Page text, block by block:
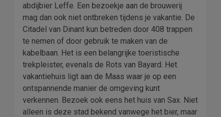
abdijbier Leffe. Een bezoekje aan de brouwerij
mag dan ook niet ontbreken tijdens je vakantie. De
Citadel van Dinant kun betreden door 408 trappen
te nemen of door gebruik te maken van de
kabelbaan. Het is een belangrijke toeristische
trekpleister, evenals de Rots van Bayard. Het
vakantiehuis ligt aan de Maas waar je op een
ontspannende manier de omgeving kunt
verkennen. Bezoek ook eens het huis van Sax. Niet
alleen is deze stad bekend vanwege het bier, maar